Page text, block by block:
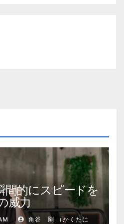
間的にスピードを
威力
角谷 剛 （かくたに